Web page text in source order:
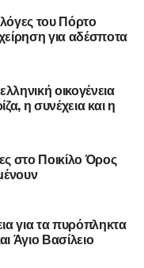
του Πόρτο
για αδέσποτα
οικογένεια
η συνέχεια και η
στο Ποικίλο Όρος
για τα πυρόπληκτα
Άγιο Βασίλειο